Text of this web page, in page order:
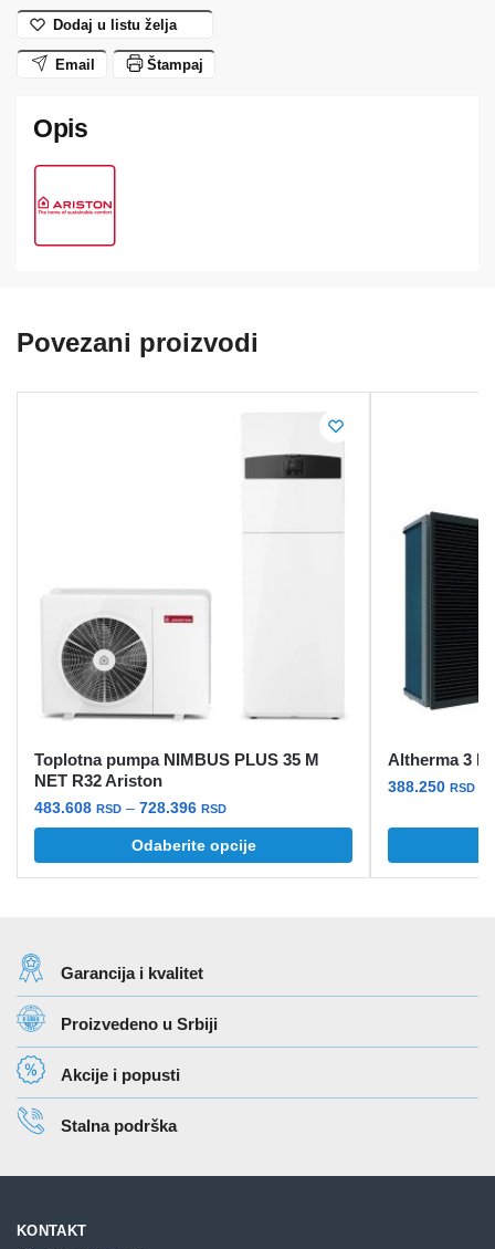
Dodaj u listu želja
Email Štampaj
Povezani proizvodi
Toplotna pumpa NIMBUS PLUS 35 M
NET R32 Ariston
483.608 RSD – 728.396 RSDRaspon
cena:
od
483.608 rsd
Odaberite opcije
varijanti.
Opcije
mogu
biti
izabrane
na
stranici
proizvoda.
Altherma 3 H
388.250 RSD
Ovaj
ima
Garancija i kvalitet
Proizvedeno u Srbiji
Akcije i popusti
Stalna podrška
KONTAKT